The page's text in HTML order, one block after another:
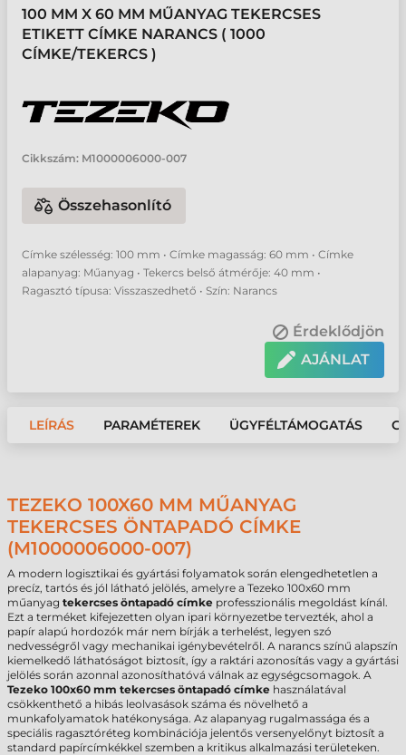
100 MM X 60 MM MŰANYAG TEKERCSES
ETIKETT CÍMKE NARANCS ( 1000
CÍMKE/TEKERCS )
Cikkszám: M1000006000-007
Összehasonlító
Címke szélesség: 100 mm • Címke magasság: 60 mm • Címke
alapanyag: Műanyag • Tekercs belső átmérője: 40 mm •
Ragasztó típusa: Visszaszedhető • Szín: Narancs
Érdeklődjön
AJÁNLAT
LEÍRÁS PARAMÉTEREK ÜGYFÉLTÁMOGATÁS
TEZEKO 100X60 MM MŰANYAG
TEKERCSES ÖNTAPADÓ CÍMKE
(M1000006000-007)
A modern logisztikai és gyártási folyamatok során elengedhetetlen a
precíz, tartós és jól látható jelölés, amelyre a Tezeko 100x60 mm
műanyag tekercses öntapadó címke professzionális megoldást kínál.
Ezt a terméket kifejezetten olyan ipari környezetbe tervezték, ahol a
papír alapú hordozók már nem bírják a terhelést, legyen szó
nedvességről vagy mechanikai igénybevételről. A narancs színű alapszín
kiemelkedő láthatóságot biztosít, így a raktári azonosítás vagy a gyártási
jelölés során azonnal azonosíthatóvá válnak az egységcsomagok. A
Tezeko 100x60 mm tekercses öntapadó címke használatával
csökkenthető a hibás leolvasások száma és növelhető a
munkafolyamatok hatékonysága. Az alapanyag rugalmassága és a
speciális ragasztóréteg kombinációja jelentős versenyelőnyt biztosít a
standard papírcímkékkel szemben a kritikus alkalmazási területeken.